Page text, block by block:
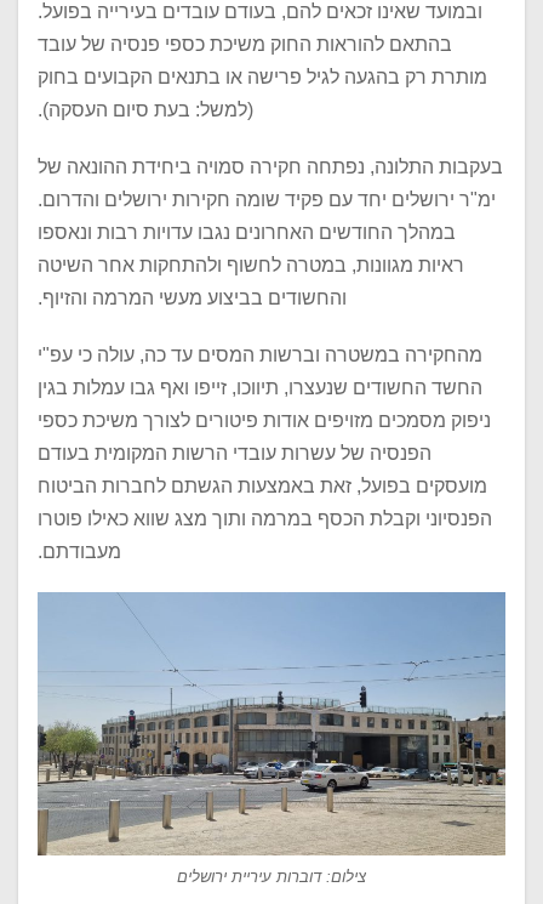
ובמועד שאינו זכאים להם, בעודם עובדים בעירייה בפועל.
בהתאם להוראות החוק משיכת כספי פנסיה של עובד
מותרת רק בהגעה לגיל פרישה או בתנאים הקבועים בחוק
(למשל: בעת סיום העסקה).
בעקבות התלונה, נפתחה חקירה סמויה ביחידת ההונאה של
ימ"ר ירושלים יחד עם פקיד שומה חקירות ירושלים והדרום.
במהלך החודשים האחרונים נגבו עדויות רבות ונאספו
ראיות מגוונות, במטרה לחשוף ולהתחקות אחר השיטה
והחשודים בביצוע מעשי המרמה והזיוף.
מהחקירה במשטרה וברשות המסים עד כה, עולה כי עפ"י
החשד החשודים שנעצרו, תיווכו, זייפו ואף גבו עמלות בגין
ניפוק מסמכים מזויפים אודות פיטורים לצורך משיכת כספי
הפנסיה של עשרות עובדי הרשות המקומית בעודם
מועסקים בפועל, זאת באמצעות הגשתם לחברות הביטוח
הפנסיוני וקבלת הכסף במרמה ותוך מצג שווא כאילו פוטרו
מעבודתם.
צילום: דוברות עיריית ירושלים